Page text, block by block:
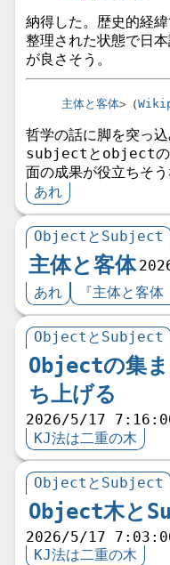
納得した。歴史的経
整理された状態で日
が良さそう。
主体と客体 （
哲学の話に脚を突っ
subjectとobjectの
面の成果が役立ちそう
あれ
ObjectとSubject
主体と客体
あれ
『主体と客
ObjectとSubject
Objectの集
ち上げる
2026/5/17
KJ法は二重の木
ObjectとSubject
Object木と
2026/5/17
KJ法は二重の木